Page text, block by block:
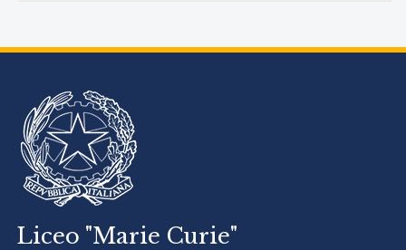
Liceo "Marie Curie"